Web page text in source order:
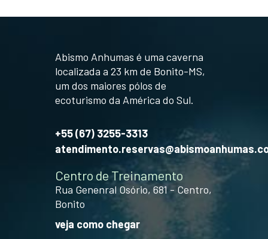
Abismo Anhumas é uma caverna
localizada a 23 km de Bonito-MS,
um dos maiores pólos de
ecoturismo da América do Sul.
+55 (67) 3255-3313
Centro de Treinamento
Rua Genenral Osório, 681 - Centro,
Bonito
veja como chegar